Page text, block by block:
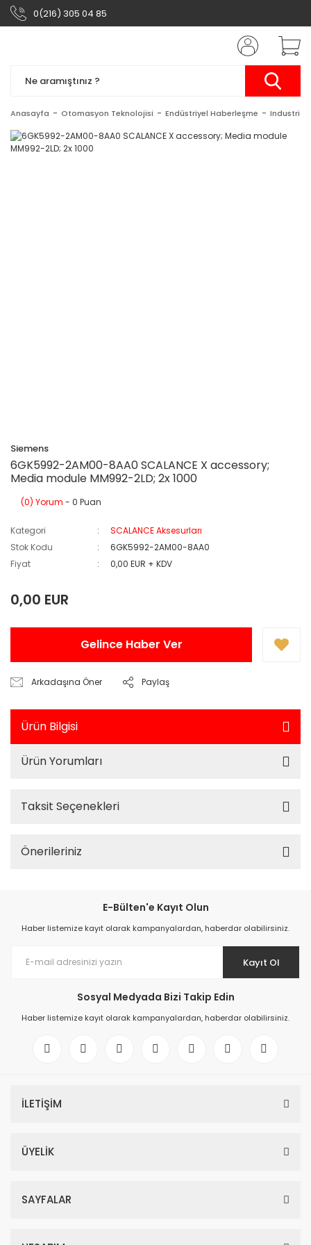
0(216) 305 04 85
Anasayfa Otomasyon Teknolojisi Endüstriyel Haberleşme Industrial
Siemens
6GK5992-2AM00-8AA0 SCALANCE X accessory;
Media module MM992-2LD; 2x 1000
(0) Yorum - 0 Puan
Kategori
SCALANCE Aksesurları
Stok Kodu
6GK5992-2AM00-8AA0
Fiyat
0,00 EUR + KDV
0,00 EUR
Gelince Haber Ver
Arkadaşına Öner Paylaş
Ürün Bilgisi
Ürün Yorumları
Taksit Seçenekleri
Önerileriniz
E-Bülten'e Kayıt Olun
Haber listemize kayıt olarak kampanyalardan, haberdar olabilirsiniz.
Kayıt Ol
Sosyal Medyada Bizi Takip Edin
Haber listemize kayıt olarak kampanyalardan, haberdar olabilirsiniz.
İLETİŞİM
ÜYELİK
SAYFALAR